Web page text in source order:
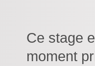
Ce stage
moment